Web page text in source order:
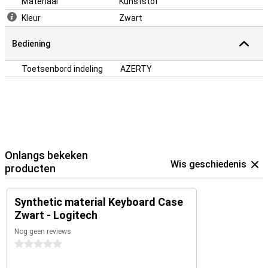
Kleur
Zwart
Bediening
Toetsenbord indeling AZERTY
Onlangs bekeken
producten
Wis geschiedenis
Synthetic material Keyboard Case
Zwart - Logitech
Nog geen reviews
0 sterren